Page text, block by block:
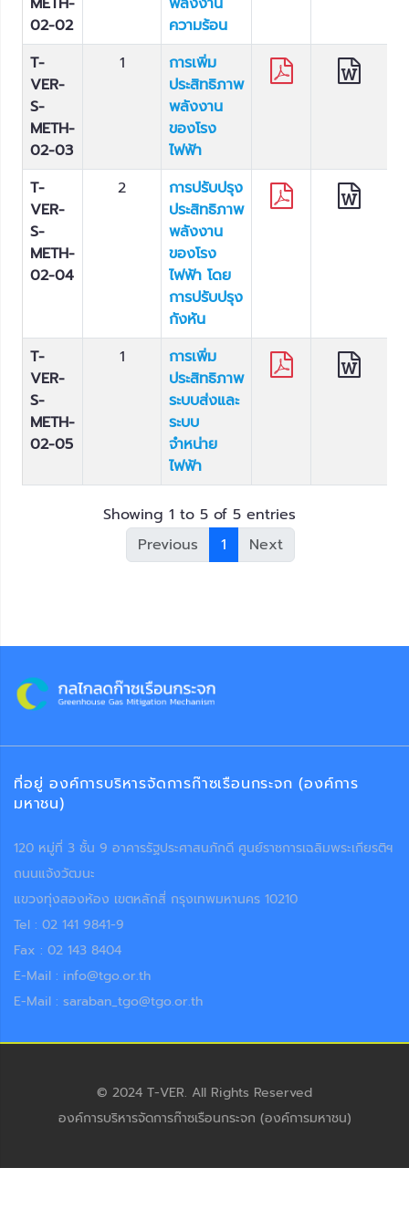
02-02
ความร้อน
T-
VER-
S-
METH-
02-03
1
การเพิ่ม
ประสิทธิภาพ
พลังงาน
ของโรง
ไฟฟ้า
T-
VER-
S-
METH-
02-04
2
การปรับปรุง
ประสิทธิภาพ
พลังงาน
ของโรง
ไฟฟ้า โดย
การปรับปรุง
กังหัน
T-
VER-
S-
METH-
02-05
1
การเพิ่ม
ประสิทธิภาพ
ระบบส่งและ
ระบบ
จำหน่าย
ไฟฟ้า
Showing 1 to 5 of 5 entries
Previous
1 Next
ที่อยู่ องค์การบริหารจัดการก๊าซเรือนกระจก (องค์การ
มหาชน)
120 หมู่ที่ 3 ชั้น 9 อาคารรัฐประศาสนภักดี ศูนย์ราชการเฉลิมพระเกียรติฯ
ถนนแจ้งวัฒนะ
แขวงทุ่งสองห้อง เขตหลักสี่ กรุงเทพมหานคร 10210
Tel : 02 141 9841-9
Fax : 02 143 8404
E-Mail : info@tgo.or.th
E-Mail : saraban_tgo@tgo.or.th
© 2024 T-VER. All Rights Reserved
องค์การบริหารจัดการก๊าซเรือนกระจก (องค์การมหาชน)